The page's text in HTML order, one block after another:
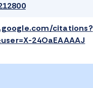
citations?
24OaEAAAAJ